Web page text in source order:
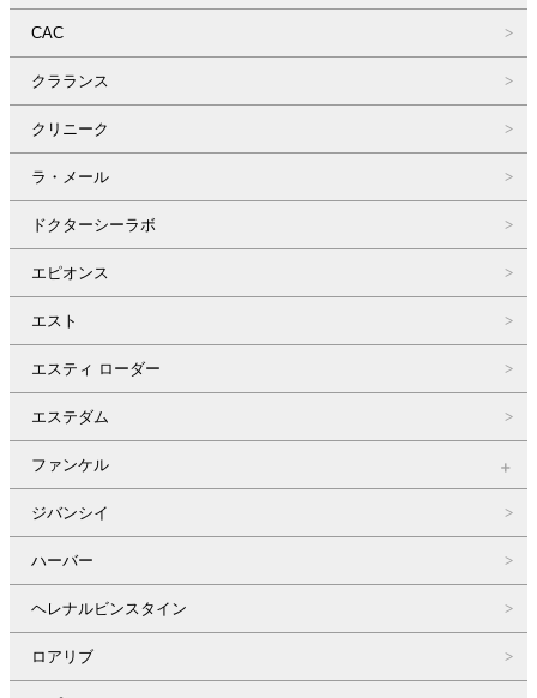
CAC
クラランス
クリニーク
ラ・メール
ドクターシーラボ
エピオンス
エスト
エスティ ローダー
エステダム
ファンケル
ジバンシイ
ハーバー
ヘレナルビンスタイン
ロアリブ